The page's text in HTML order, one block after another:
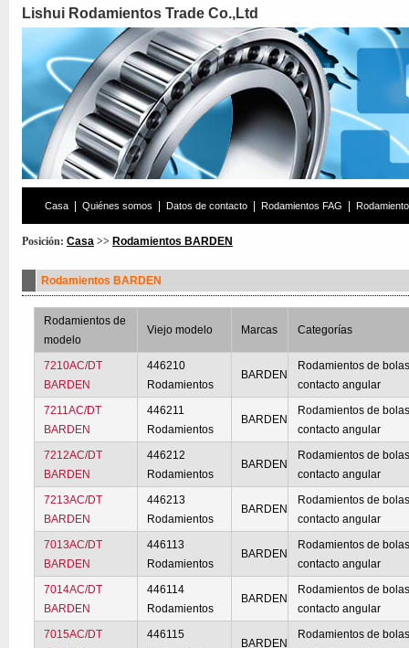
Lishui Rodamientos Trade Co.,Ltd
Casa Quiénes somos Datos de contacto Rodamientos FAG
Posición: Casa >> Rodamientos BARDEN
Rodamientos BARDEN
Rodamientos de
modelo
Viejo modelo Marcas Categorías
7210AC/DT
BARDEN
446210
Rodamientos
BARDEN
Rodamientos de
contacto angular
7211AC/DT
BARDEN
446211
Rodamientos
BARDEN
Rodamientos de
contacto angular
7212AC/DT
BARDEN
446212
Rodamientos
BARDEN
Rodamientos de
contacto angular
7213AC/DT
BARDEN
446213
Rodamientos
BARDEN
Rodamientos de
contacto angular
7013AC/DT
BARDEN
446113
Rodamientos
BARDEN
Rodamientos de
contacto angular
7014AC/DT
BARDEN
446114
Rodamientos
BARDEN
Rodamientos de
contacto angular
7015AC/DT
446115
BARDEN
Rodamientos de